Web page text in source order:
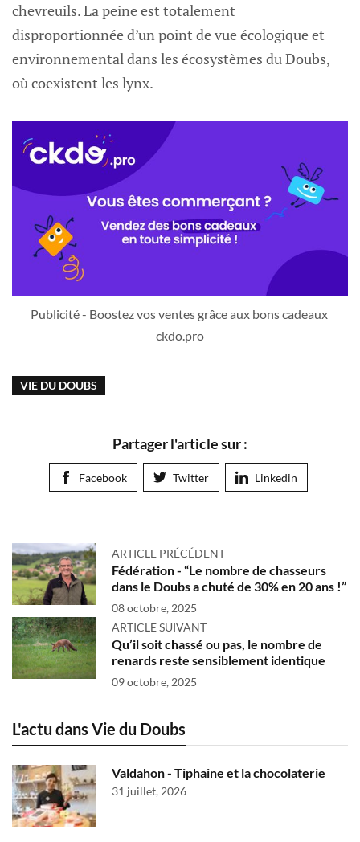
chevreuils. La peine est totalement
disproportionnée d’un point de vue écologique et
environnemental dans les écosystèmes du Doubs,
où coexistent les lynx.
Publicité - Boostez vos ventes grâce aux bons cadeaux
ckdo.pro
VIE DU DOUBS
Partager l'article sur :
Facebook Twitter Linkedin
ARTICLE PRÉCÉDENT
Fédération - “Le nombre de chasseurs
dans le Doubs a chuté de 30% en 20 ans !”
08 octobre, 2025
ARTICLE SUIVANT
Qu’il soit chassé ou pas, le nombre de
renards reste sensiblement identique
09 octobre, 2025
L'actu dans Vie du Doubs
Valdahon - Tiphaine et la chocolaterie
31 juillet, 2026